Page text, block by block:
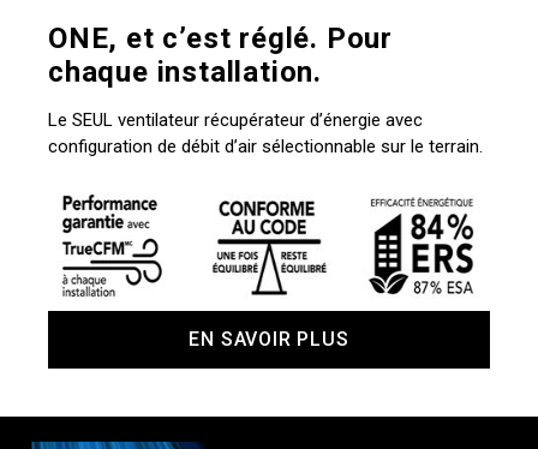
ONE, et c’est réglé. Pour
chaque installation.
Le SEUL ventilateur récupérateur d’énergie avec
configuration de débit d’air sélectionnable sur le terrain.
EN SAVOIR PLUS